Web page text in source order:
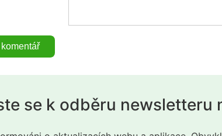
se k odběru newsletteru